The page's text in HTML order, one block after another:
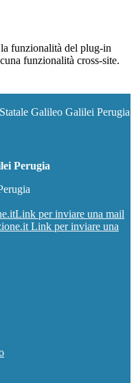
funzionalità del plug-in
funzionalità cross-site.
Galileo Galilei Perugia
Perugia
Link per inviare una mail
Link per inviare una